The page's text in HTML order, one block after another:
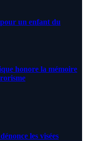
un enfant du
honore la mémoire
les visées